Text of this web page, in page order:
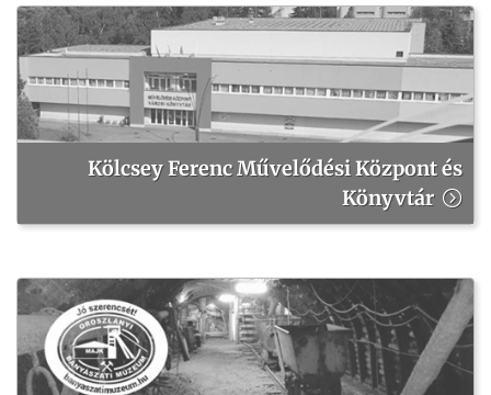
Kölcsey Ferenc Művelődési Központ és
Könyvtár